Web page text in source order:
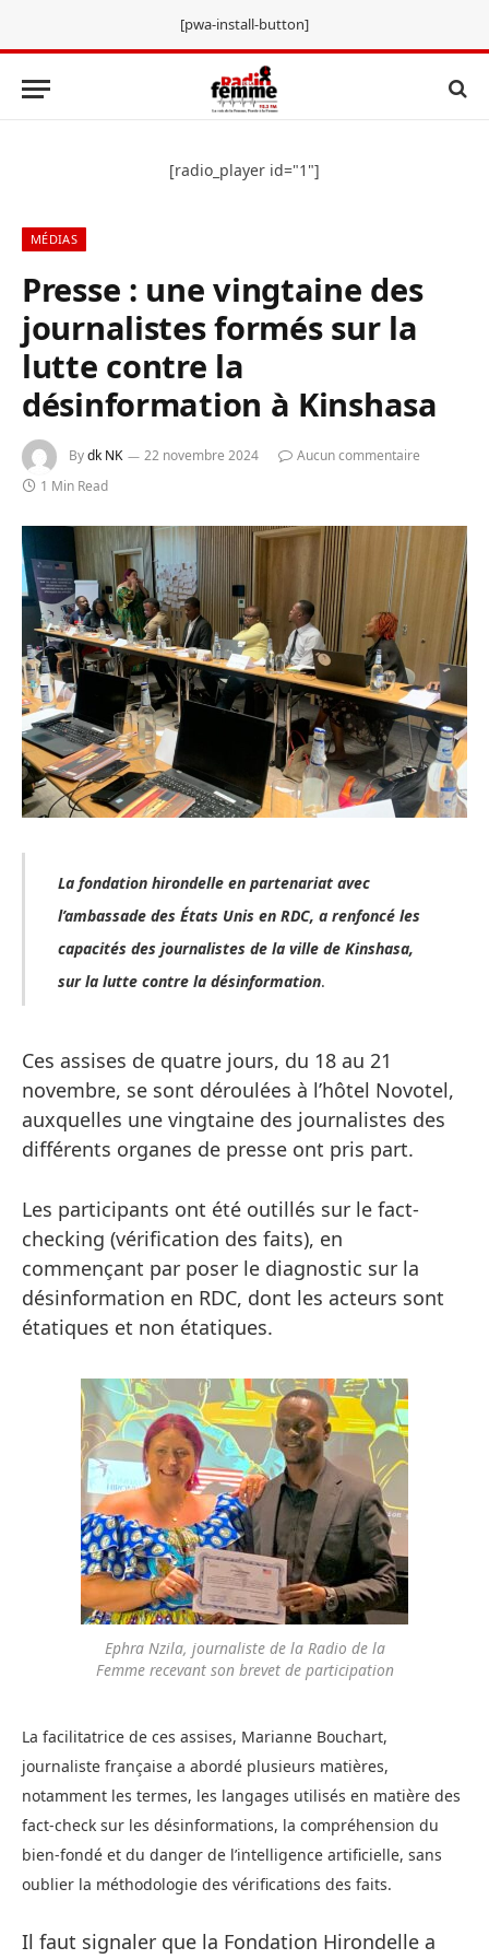
[pwa-install-button]
[radio_player id="1"]
MÉDIAS
Presse : une vingtaine des
journalistes formés sur la
lutte contre la
désinformation à Kinshasa
Bydk NK 22 novembre 2024
Aucun commentaire
1 Min Read
La fondation hirondelle en partenariat avec
l’ambassade des États Unis en RDC, a renfoncé les
capacités des journalistes de la ville de Kinshasa,
sur la lutte contre la désinformation.
Ces assises de quatre jours, du 18 au 21
novembre, se sont déroulées à l’hôtel Novotel,
auxquelles une vingtaine des journalistes des
différents organes de presse ont pris part.
Les participants ont été outillés sur le fact-
checking (vérification des faits), en
commençant par poser le diagnostic sur la
désinformation en RDC, dont les acteurs sont
étatiques et non étatiques.
Ephra Nzila, journaliste de la Radio de la
Femme recevant son brevet de participation
La facilitatrice de ces assises, Marianne Bouchart,
journaliste française a abordé plusieurs matières,
notamment les termes, les langages utilisés en matière des
fact-check sur les désinformations, la compréhension du
bien-fondé et du danger de l’intelligence artificielle, sans
oublier la méthodologie des vérifications des faits.
Il faut signaler que la Fondation Hirondelle a